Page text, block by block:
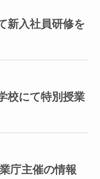
新入社員研修を
校にて特別授業
庁主催の情報